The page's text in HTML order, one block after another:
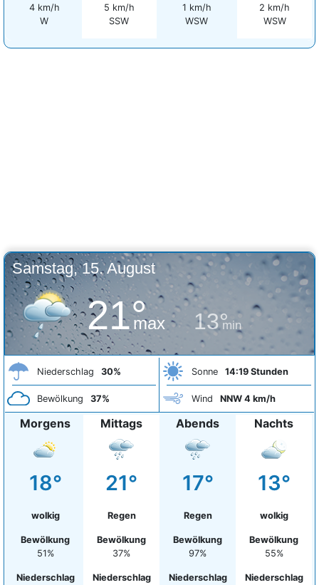
4 km/h
W
5 km/h
SSW
1 km/h
WSW
2 km/h
WSW
Samstag, 15. August
21°
max 13°
min
Niederschlag 30%
Bewölkung 37%
Sonne 14:19 Stunden
Wind NNW 4 km/h
Morgens
18°
wolkig
Bewölkung
51%
Niederschlag
Mittags
21°
Regen
Bewölkung
37%
Niederschlag
Abends
17°
Regen
Bewölkung
97%
Niederschlag
Nachts
13°
wolkig
Bewölkung
55%
Niederschlag